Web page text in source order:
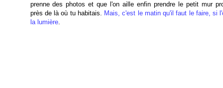
prenne des photos et que l'on aille enfin prendre le petit mur
près de là où tu habitais. Mais, c'est le matin qu'il faut le faire, si
la lumière.